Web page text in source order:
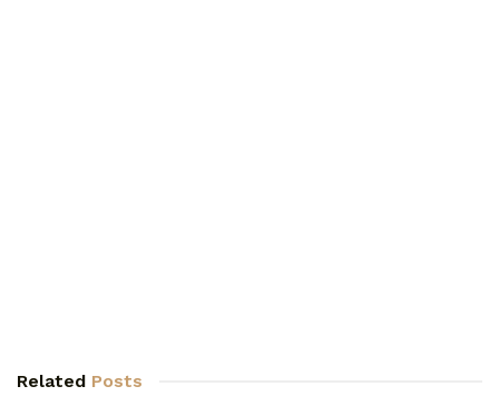
Related Posts